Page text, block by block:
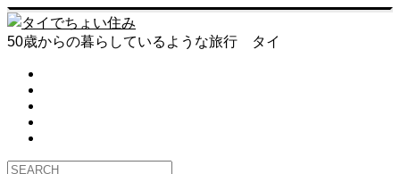
50歳からの暮らしているような旅行 タイ